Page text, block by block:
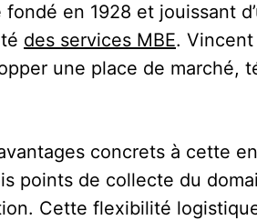
en 1928 et jouissant
des services MBE.
une place de marché,
concrets à cette
points de collecte du
Cette flexibilité